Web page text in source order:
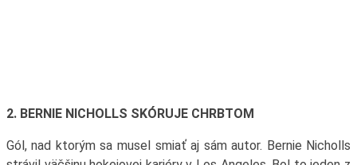
2. BERNIE NICHOLLS SKÓRUJE CHRBTOM
Gól, nad ktorým sa musel smiať aj sám autor. Bernie Nicholls